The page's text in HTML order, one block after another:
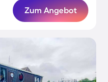
Zum Angebot